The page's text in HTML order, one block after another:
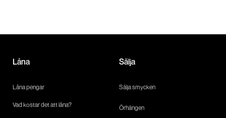
Låna
Låna pengar
Vad kostar det att låna?
Sälja
Sälja smycken
Örhängen